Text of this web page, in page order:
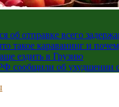
об отправке всего
такое караванинг и
ездить в Грузию
сообщили об ухудшении